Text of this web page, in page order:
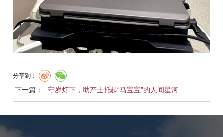
分享到：
下一篇： 守岁灯下，助产士托起“马宝宝”的人间星河